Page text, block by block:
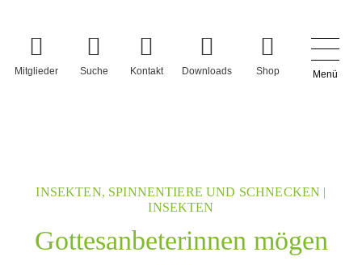
Mitglieder Suche Kontakt Downloads Shop Menü
INSEKTEN, SPINNENTIERE UND SCHNECKEN |
INSEKTEN
Gottesanbeterinnen mögen